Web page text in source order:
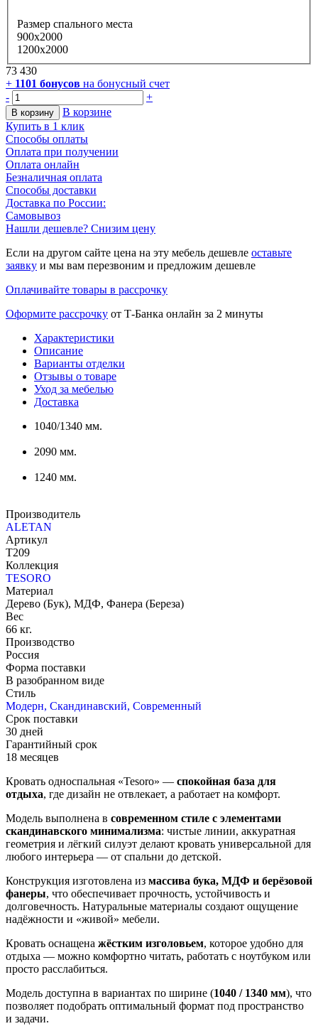
Размер спального места
900x2000
1200x2000
73 430
+ 1101 бонусов на бонусный счет
-
+
В корзину
В корзине
Купить в 1 клик
Способы оплаты
Оплата при получении
Оплата онлайн
Безналичная оплата
Способы доставки
Доставка по России:
Самовывоз
Нашли дешевле? Снизим цену
Если на другом сайте цена на эту мебель дешевле оставьте
заявку и мы вам перезвоним и предложим дешевле
Оплачивайте товары в рассрочку
Оформите рассрочку от Т-Банка онлайн за 2 минуты
Характеристики
Описание
Варианты отделки
Отзывы о товаре
Уход за мебелью
Доставка
1040/1340 мм.
2090 мм.
1240 мм.
Производитель
ALETAN
Артикул
T209
Коллекция
TESORO
Материал
Дерево (Бук), МДФ, Фанера (Береза)
Вес
66 кг.
Производство
Россия
Форма поставки
В разобранном виде
Стиль
Модерн, Скандинавский, Современный
Срок поставки
30 дней
Гарантийный срок
18 месяцев
Кровать односпальная «Tesoro» — спокойная база для
отдыха, где дизайн не отвлекает, а работает на комфорт.
Модель выполнена в современном стиле с элементами
скандинавского минимализма: чистые линии, аккуратная
геометрия и лёгкий силуэт делают кровать универсальной для
любого интерьера — от спальни до детской.
Конструкция изготовлена из массива бука, МДФ и берёзовой
фанеры, что обеспечивает прочность, устойчивость и
долговечность. Натуральные материалы создают ощущение
надёжности и «живой» мебели.
Кровать оснащена жёстким изголовьем, которое удобно для
отдыха — можно комфортно читать, работать с ноутбуком или
просто расслабиться.
Модель доступна в вариантах по ширине (1040 / 1340 мм), что
позволяет подобрать оптимальный формат под пространство
и задачи.